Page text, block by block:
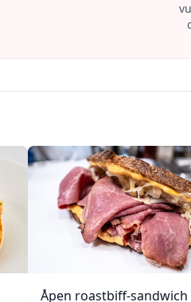
Åpen roastbiff-sandwich